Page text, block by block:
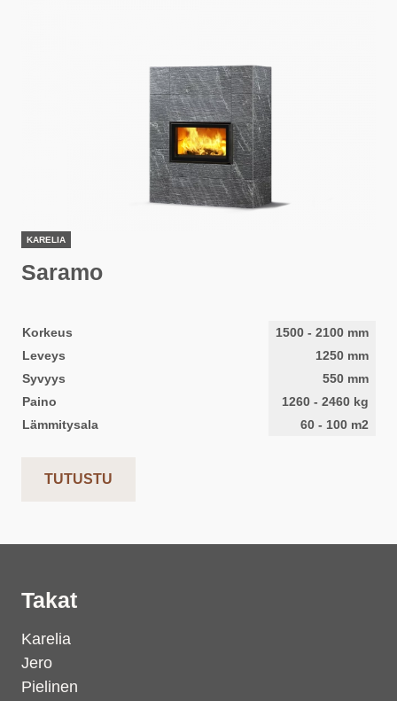
KARELIA
Saramo
Korkeus 1500 - 2100 mm
Leveys
1250 mm
Syvyys
550 mm
Paino
1260 - 2460 kg
Lämmitysala
60 - 100 m2
TUTUSTU
Takat
Karelia
Jero
Pielinen